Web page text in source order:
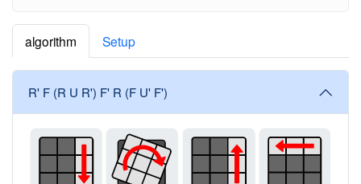
algorithm Setup
R' F (R U R') F' R (F U' F')